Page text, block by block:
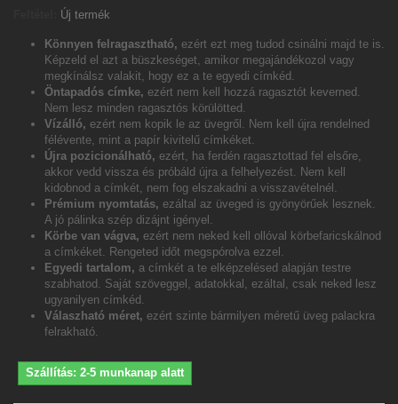
Új termék
Könnyen felragasztható, ezért ezt meg tudod csinálni majd te is.
Képzeld el azt a büszkeséget, amikor megajándékozol vagy
megkínálsz valakit, hogy ez a te egyedi címkéd.
Öntapadós címke, ezért nem kell hozzá ragasztót keverned.
Nem lesz minden ragasztós körülötted.
Vízálló, ezért nem kopik le az üvegről. Nem kell újra rendelned
félévente, mint a papír kivitelű címkéket.
Újra pozicionálható, ezért, ha ferdén ragasztottad fel elsőre,
akkor vedd vissza és próbáld újra a felhelyezést. Nem kell
kidobnod a címkét, nem fog elszakadni a visszavételnél.
Prémium nyomtatás, ezáltal az üveged is gyönyörűek lesznek.
A jó pálinka szép dizájnt igényel.
Körbe van vágva, ezért nem neked kell ollóval körbefaricskálnod
a címkéket. Rengeted időt megspórolva ezzel.
Egyedi tartalom, a címkét a te elképzelésed alapján testre
szabhatod. Saját szöveggel, adatokkal, ezáltal, csak neked lesz
ugyanilyen címkéd.
Válaszható méret, ezért szinte bármilyen méretű üveg palackra
felrakható.
Szállítás: 2-5 munkanap alatt